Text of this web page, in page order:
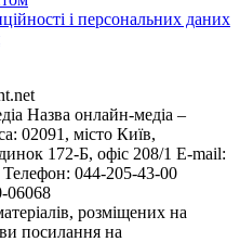
і персональних даних
Назва онлайн-медіа –
02091, місто Київ,
172-Б, офіс 208/1 E-mail:
Телефон: 044-205-43-00
06068
розміщених на
посилання на